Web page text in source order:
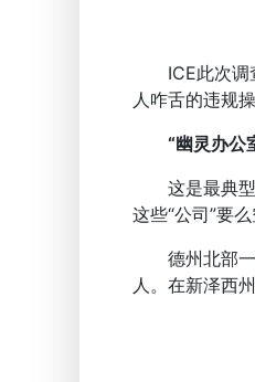
ICE此次调查
人咋舌的违规操
“幽灵办公
这是最典型
这些“公司”要
德州北部一
人。在新泽西